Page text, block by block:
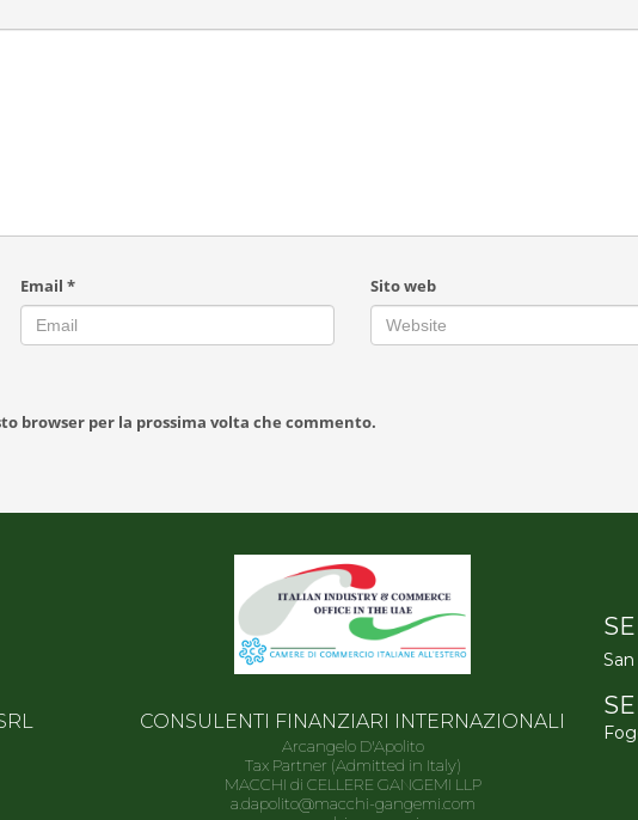
Email* Sito web
browser per la prossima volta che commento.
CONSULENTI FINANZIARI INTERNAZIONALI
Arcangelo D'Apolito
Tax Partner (Admitted in Italy)
MACCHI di CELLERE GANGEMI LLP
a.dapolito@macchi-gangemi.com
San